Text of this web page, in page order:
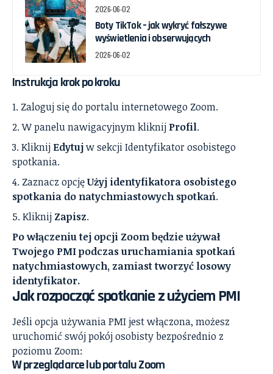
2026-06-02
Boty TikTok – jak wykryć fałszywe
wyświetlenia i obserwujących
2026-06-02
Instrukcja krok po kroku
Zaloguj się do portalu internetowego Zoom.
W panelu nawigacyjnym kliknij Profil.
Kliknij Edytujw sekcji Identyfikator osobistego
spotkania.
Zaznacz opcjęUżyj identyfikatora osobistego
spotkania do natychmiastowych spotkań.
Kliknij Zapisz.
Po włączeniu tej opcji Zoom będzie używał
Twojego PMI podczas uruchamiania spotkań
natychmiastowych, zamiast tworzyć losowy
identyfikator.
Jak rozpocząć spotkanie z użyciem PMI
Jeśli opcja używania PMI jest włączona, możesz
uruchomić swój pokój osobisty bezpośrednio z
poziomu Zoom:
W przeglądarce lub portalu Zoom